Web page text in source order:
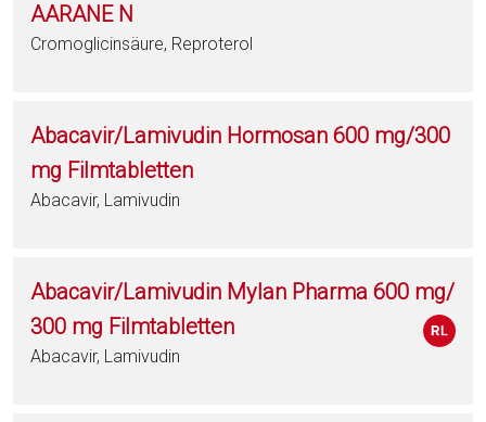
AARANE N
Cromoglicinsäure, Reproterol
Abacavir/Lamivudin Hormosan 600 mg/300
mg Filmtabletten
Abacavir, Lamivudin
Abacavir/Lamivudin Mylan Pharma 600 mg/
300 mg Filmtabletten
Abacavir, Lamivudin